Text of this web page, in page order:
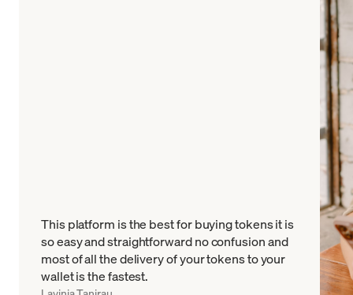
This platform is the best for buying tokens it is
so easy and straightforward no confusion and
most of all the delivery of your tokens to your
wallet is the fastest.